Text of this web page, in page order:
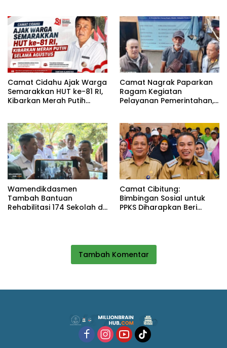
Camat Cidahu Ajak Warga
Semarakkan HUT ke-81 RI,
Kibarkan Merah Putih
Camat Nagrak Paparkan
Ragam Kegiatan
Pelayanan Pemerintahan,
Wamendikdasmen
Tambah Bantuan
Rehabilitasi 174 Sekolah di
Camat Cibitung:
Bimbingan Sosial untuk
PPKS Diharapkan Beri
Tambah Komentar